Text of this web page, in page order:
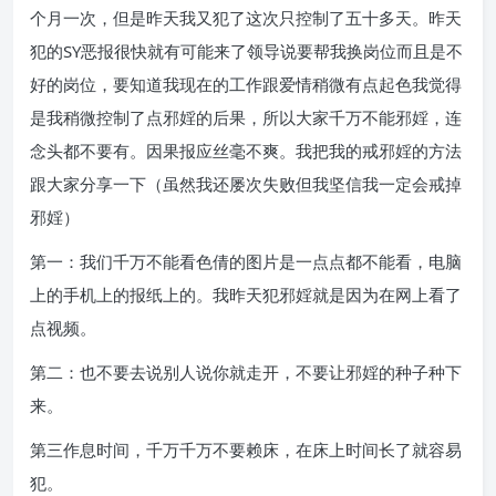
个月一次，但是昨天我又犯了这次只控制了五十多天。昨天
犯的SY恶报很快就有可能来了领导说要帮我换岗位而且是不
好的岗位，要知道我现在的工作跟爱情稍微有点起色我觉得
是我稍微控制了点邪婬的后果，所以大家千万不能邪婬，连
念头都不要有。因果报应丝毫不爽。我把我的戒邪婬的方法
跟大家分享一下（虽然我还屡次失败但我坚信我一定会戒掉
邪婬）
第一：我们千万不能看色倩的图片是一点点都不能看，电脑
上的手机上的报纸上的。我昨天犯邪婬就是因为在网上看了
点视频。
第二：也不要去说别人说你就走开，不要让邪婬的种子种下
来。
第三作息时间，千万千万不要赖床，在床上时间长了就容易
犯。